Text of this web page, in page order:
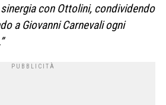
con Ottolini, condividendo
a Giovanni Carnevali ogni